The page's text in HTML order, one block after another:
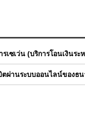
เซเว่น (บริการโอนเงินระ
ผ่านระบบออนไลน์ของธน